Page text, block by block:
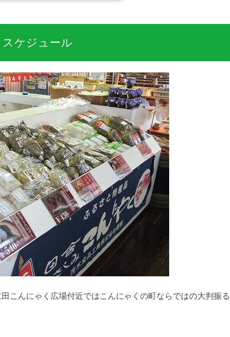
ケジュール
こんにゃく広場付近ではこんにゃくの町ならではの大判振る